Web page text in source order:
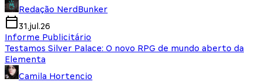
Redação NerdBunker
31.jul.26
Informe Publicitário
Testamos Silver Palace: O novo RPG de mundo aberto da
Elementa
Camila Hortencio